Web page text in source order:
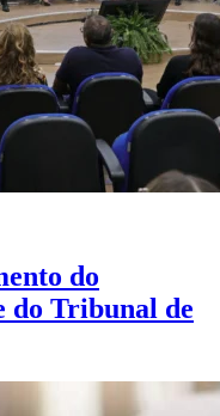
do
do Tribunal de